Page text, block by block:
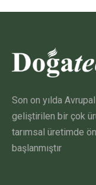
Son on yılda
geliştirilen bir çok
tarımsal üretimde
başlanmıştır